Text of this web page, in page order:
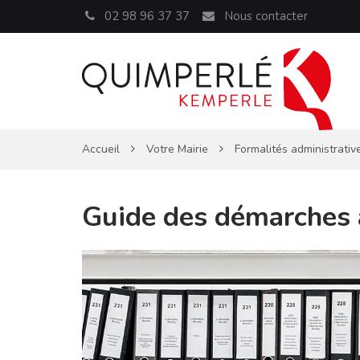
02 98 96 37 37 Nous contacter
Accueil Votre Mairie Formalités
Guide des